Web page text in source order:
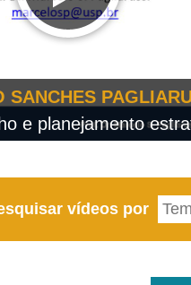
SANCHES
e planejamento
vídeos por